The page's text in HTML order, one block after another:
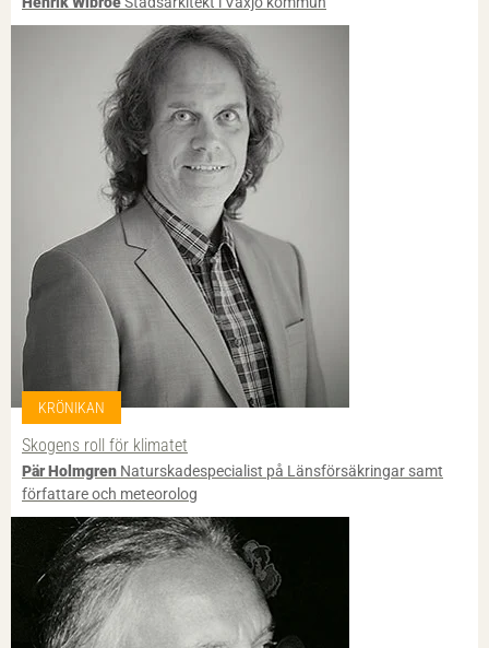
KRÖNIKAN
Skogens roll för klimatet
Pär Holmgren Naturskadespecialist på Länsförsäkringar samt
författare och meteorolog